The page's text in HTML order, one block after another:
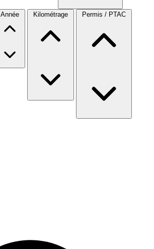
Année Kilométrage Permis / PTAC